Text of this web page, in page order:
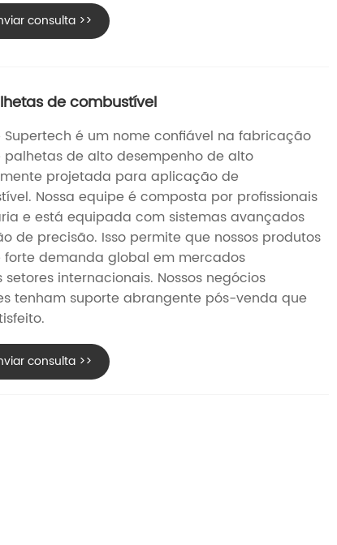
consulta >>
de combustível
Supertech é um nome confiável na fabricação
de alto desempenho de alto
projetada para aplicação de
Nossa equipe é composta por profissionais
e está equipada com sistemas avançados
de precisão. Isso permite que nossos produtos
forte demanda global em mercados
internacionais. Nossos negócios
tenham suporte abrangente pós-venda que
consulta >>